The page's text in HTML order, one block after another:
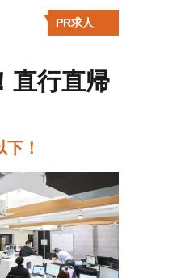
直行直帰
！
PR求人